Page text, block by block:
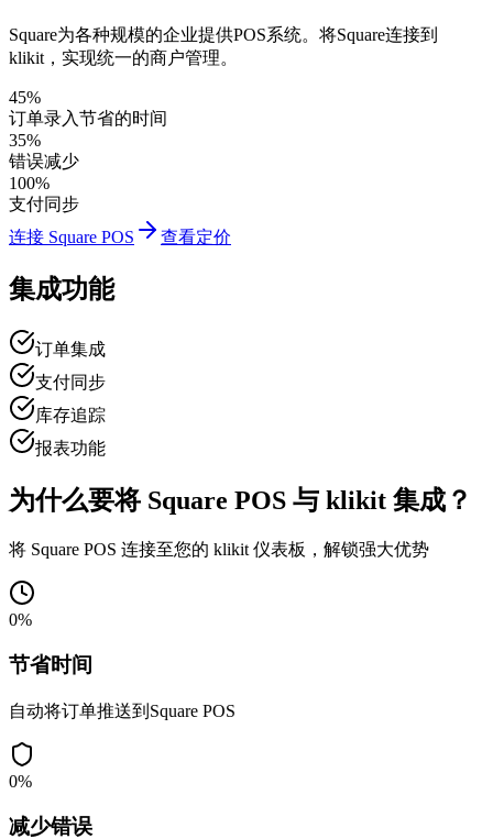
Square为各种规模的企业提供POS系统。将Square连接到
klikit，实现统一的商户管理。
45%
订单录入节省的时间
35%
错误减少
100%
支付同步
连接 Square POS
查看定价
集成功能
订单集成
支付同步
库存追踪
报表功能
为什么要将 Square POS 与 klikit 集成？
将 Square POS 连接至您的 klikit 仪表板，解锁强大优势
0%
节省时间
自动将订单推送到Square POS
0%
减少错误